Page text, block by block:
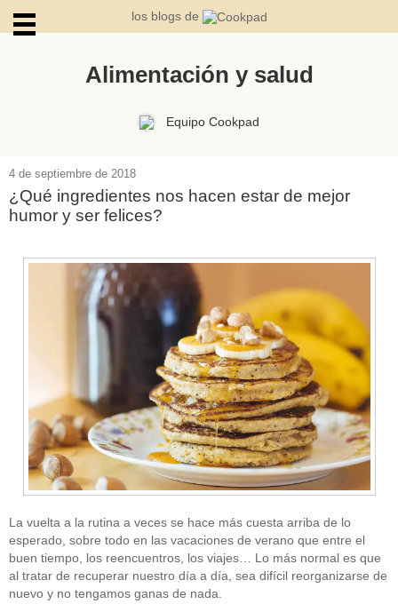
los blogs de
Alimentación y salud
Equipo Cookpad
4 de septiembre de 2018
¿Qué ingredientes nos hacen estar de mejor
humor y ser felices?
La vuelta a la rutina a veces se hace más cuesta arriba de lo
esperado, sobre todo en las vacaciones de verano que entre el
buen tiempo, los reencuentros, los viajes… Lo más normal es que
al tratar de recuperar nuestro día a día, sea difícil reorganizarse de
nuevo y no tengamos ganas de nada.